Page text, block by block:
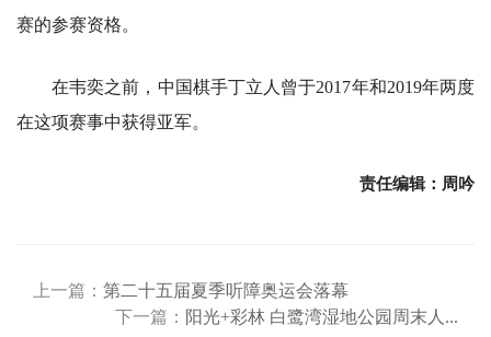
赛的参赛资格。
在韦奕之前，中国棋手丁立人曾于2017年和2019年两度
在这项赛事中获得亚军。
责任编辑：周吟
上一篇： 第二十五届夏季听障奥运会落幕
下一篇： 阳光+彩林 白鹭湾湿地公园周末人...